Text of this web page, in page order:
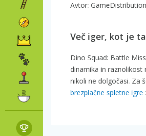
Avtor: GameDistribution
Več iger, kot je ta
Dino Squad: Battle
dinamika in
nikoli ne dolgočasi. Za
brezplačne spletne igre